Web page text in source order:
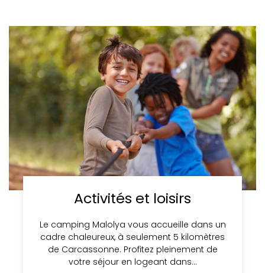
Activités et loisirs
Le camping Malolya vous accueille dans un
cadre chaleureux, à seulement 5 kilomètres
de Carcassonne. Profitez pleinement de
votre séjour en logeant dans…